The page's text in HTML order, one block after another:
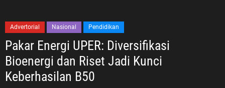
Advertorial Nasional Pendidikan
Pakar Energi UPER: Diversifikasi
Bioenergi dan Riset Jadi Kunci
Keberhasilan B50